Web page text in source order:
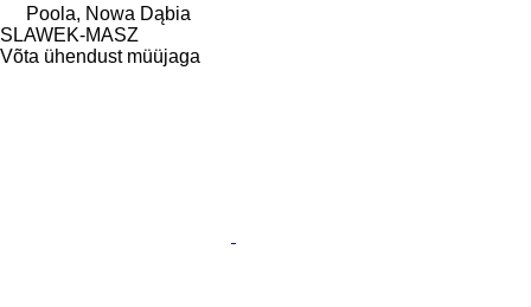
Poola, Nowa Dąbia
SLAWEK-MASZ
Võta ühendust müüjaga